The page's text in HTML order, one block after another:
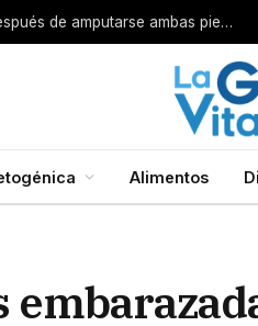
Por esta razón encarcelan a un cirujano después de amputarse ambas piernas
Alimentos